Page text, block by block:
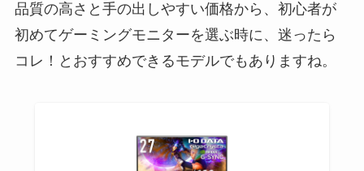
品質の高さと手の出しやすい価格から、初心者が
初めてゲーミングモニターを選ぶ時に、迷ったら
コレ！とおすすめできるモデルでもありますね。